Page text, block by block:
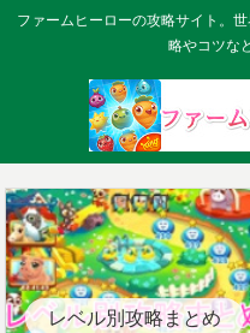
ファームヒーローの攻略サイト。
略やコツな
レベル別攻略まとめ